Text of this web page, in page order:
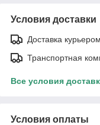
Условия доставки
Доставка
Транспортная
Все условия
Условия оплаты